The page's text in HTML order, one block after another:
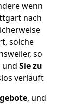
wenn
nach
solche
so
und Sie zu
verläuft
, und